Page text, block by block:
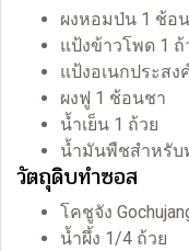
ผงหอมป่น 1 ช้อ
แป้งข้าวโพด 1 ถ้
แป้งอเนกประสง
ผงฟู 1 ช้อนชา
น้ำเย็น 1 ถ้วย
น้ำมันพืชสำหรับ
วัตถุดิบทำซอส
โคชูจัง
น้ำผึ้ง 1/4 ถ้วย